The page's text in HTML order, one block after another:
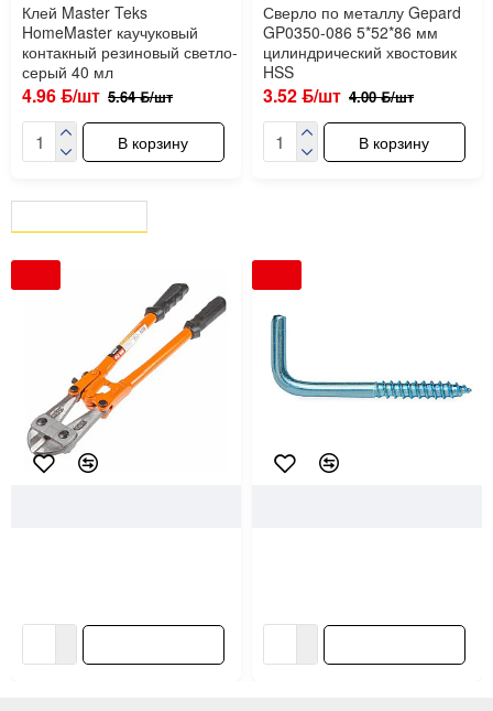
Клей Master Teks
HomeMaster каучуковый
контакный резиновый светло-
серый 40 мл
4.96 ƃ/шт 5.64 ƃ/шт
В корзину
Сверло по металлу Gepard
GP0350-086 5*52*86 мм
цилиндрический хвостовик
HSS
3.52 ƃ/шт 4.00 ƃ/шт
В корзину